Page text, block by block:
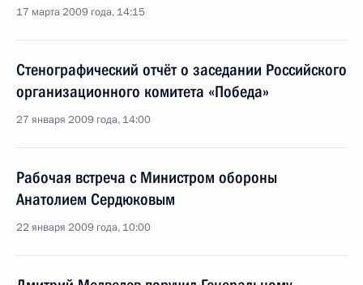
17 марта 2009 года, 14:15
Стенографический отчёт о заседании Российского
организационного комитета «Победа»
27 января 2009 года, 14:00
Рабочая встреча с Министром обороны
Анатолием Сердюковым
22 января 2009 года, 10:00